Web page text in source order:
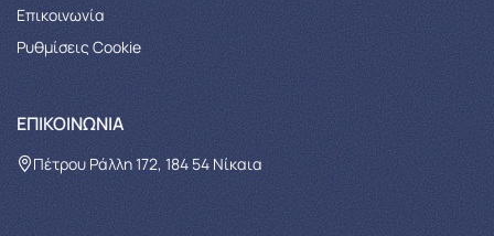
Επικοινωνία
Ρυθμίσεις Cookie
ΕΠΙΚΟΙΝΩΝΊΑ
Πέτρου Ράλλη 172, 184 54 Νίκαια